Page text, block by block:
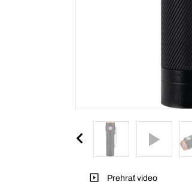
Prehrať video